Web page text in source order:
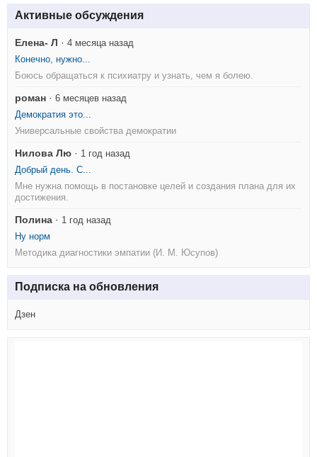
Активные обсуждения
Елена- Л ·4 месяца назад
Конечно, нужно...
Боюсь обращаться к психиатру и узнать, чем я болею.
роман ·6 месяцев назад
Демократия это...
Универсальные свойства демократии
Нилова Лю · 1 год назад
Добрый день. С...
Мне нужна помощь в постановке целей и создания плана для их
достижения.
Полина · 1 год назад
Ну норм
Методика диагностики эмпатии (И. М. Юсупов)
Подписка на обновления
Дзен